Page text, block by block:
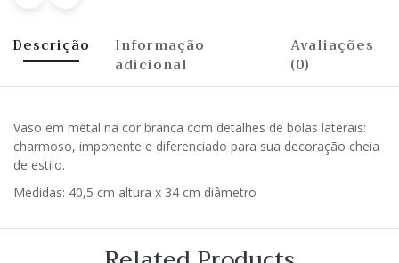
Descrição
Informação
adicional
Avaliações
(0)
Vaso em metal na cor branca com detalhes de bolas laterais:
charmoso, imponente e diferenciado para sua decoração cheia
de estilo.
Medidas: 40,5 cm altura x 34 cm diâmetro